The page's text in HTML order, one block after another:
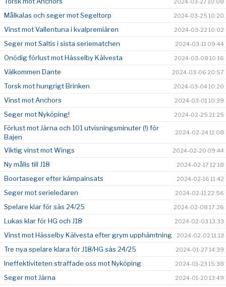
2024-03-27 10:08
Målkalas och seger mot Segeltorp 2024-03-25 10:20
Vinst mot Vallentuna i kvalpremiären 2024-03-22 10:02
Seger mot Saltis i sista seriematchen 2024-03-11 09:44
Onödig förlust mot Hässelby Kälvesta 2024-03-08 10:16
Välkommen Dante 2024-03-06 20:57
Torsk mot hungrigt Brinken 2024-03-04 10:20
Vinst mot Anchors 2024-03-01 10:39
Seger mot Nyköping! 2024-02-25 21:25
Förlust mot Järna och 101 utvisningsminuter (!) för
Bajen
2024-02-24 11:08
Viktig vinst mot Wings 2024-02-20 09:44
Ny målis till J18 2024-02-17 12:18
Boortaseger efter kämpainsats 2024-02-16 11:42
Seger mot serieledaren 2024-02-11 22:56
Spelare klar för säs 24/25 2024-02-08 17:26
Lukas klar för HG och J18 2024-02-03 13:33
Vinst mot Hässelby Kälvesta efter grym upphämtning 2024-02-02 11:13
Tre nya spelare klara för J18/HG säs 24/25 2024-01-27 14:39
Ineffektiviteten straffade oss mot Nyköping 2024-01-23 15:38
Seger mot Järna 2024-01-20 13:49